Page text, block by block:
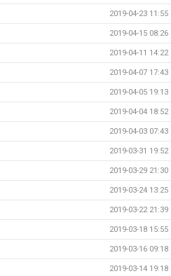
2019-04-23 11:55
2019-04-15 08:26
2019-04-11 14:22
2019-04-07 17:43
2019-04-05 19:13
2019-04-04 18:52
2019-04-03 07:43
2019-03-31 19:52
2019-03-29 21:30
2019-03-24 13:25
2019-03-22 21:39
2019-03-18 15:55
2019-03-16 09:18
2019-03-14 19:18